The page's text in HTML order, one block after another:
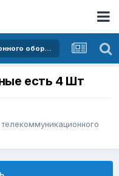
Покупка и продажа телекоммуникационного оборудования
есть 4 Шт